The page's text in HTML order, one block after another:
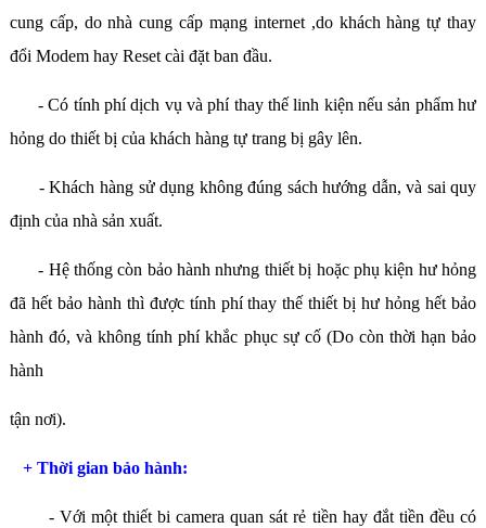
cung cấp, do nhà cung cấp mạng internet ,do khách hàng tự thay
đổi Modem hay Reset cài đặt ban đầu.
- Có tính phí dịch vụ và phí thay thế linh kiện nếu sản phẩm hư
hỏng do thiết bị của khách hàng tự trang bị gây lên.
- Khách hàng sử dụng không đúng sách hướng dẫn, và sai quy
định của nhà sản xuất.
- Hệ thống còn bảo hành nhưng thiết bị hoặc phụ kiện hư hỏng
đã hết bảo hành thì được tính phí thay thế thiết bị hư hỏng hết bảo
hành đó, và không tính phí khắc phục sự cố (Do còn thời hạn bảo
hành
tận nơi).
+ Thời gian bảo hành:
- Với một thiết bi camera quan sát rẻ tiền hay đắt tiền đều có